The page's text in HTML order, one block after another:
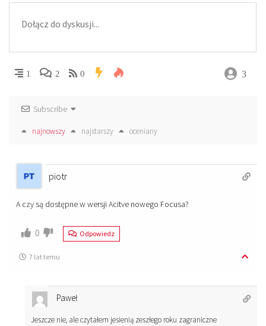
1 2 0 3
Subscribe
najnowszy najstarszy oceniany
piotr
A czy są dostępne w wersji Acitve nowego Focusa?
0 Odpowiedz
7 lat temu
Paweł
Jeszcze nie, ale czytałem jesienią zeszłego roku zagraniczne